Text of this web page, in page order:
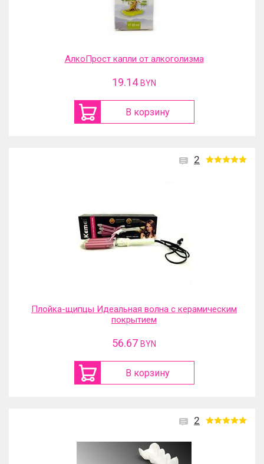
АлкоПрост капли от алкоголизма
19.14 BYN
В корзину
2
Плойка-щипцы Идеальная волна с керамическим
покрытием
56.67 BYN
В корзину
2